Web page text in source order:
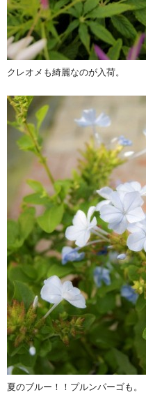
クレオメも綺麗なのが入荷。
夏のブルー！！プルンパーゴも。